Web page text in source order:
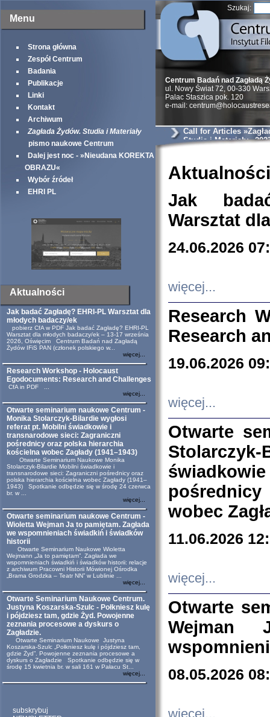
Menu
Strona główna
Zespół Centrum
Badania
Publikacje
Linki
Kontakt
Archiwum
Zagłada Żydów. Studia i Materiały
pismo naukowe Centrum
Dalej jest noc - »Nieudana KOREKTA
OBRAZU«
Wybór źródeł
EHRI PL
Aktualności
Jak badać Zagładę? EHRI-PL Warsztat dla
młodych badaczy/ek
pobierz CfA w PDF Jak badać Zagładę? EHRI-PL
Warsztat dla młodych badaczy/ek – 13-17 września
2026, Oświęcim Centrum Badań nad Zagładą
Żydów IFiS PAN (członek polskiego w...
więcej...
Research Workshop - Holocaust
Egodocuments: Research and Challenges
CfA in PDF ...
więcej...
Otwarte seminarium naukowe Centrum -
Monika Stolarczyk-Bilardie wygłosi
referat pt. Mobilni świadkowie i
transnarodowe sieci: Zagraniczni
pośrednicy oraz polska hierarchia
kościelna wobec Zagłady (1941–1943)
Otwarte Seminarium Naukowe Monika
Stolarczyk-Bilardie Mobilni świadkowie i
transnarodowe sieci: Zagraniczni pośrednicy oraz
polska hierarchia kościelna wobec Zagłady (1941–
1943) Spotkanie odbędzie się w środę 24 czerwca
br. w ...
więcej...
Otwarte seminarium naukowe Centrum -
Wioletta Wejman Ja to pamiętam. Zagłada
we wspomnieniach świadkiń i świadków
historii
Otwarte Seminarium Naukowe Wioletta
Wejmann „Ja to pamiętam”. Zagłada we
wspomnieniach świadkiń i świadków historii: relacje
z archiwum Pracowni Historii Mówionej Ośrodka
„Brama Grodzka – Teatr NN” w Lublinie ...
więcej...
Otwarte Seminarium Naukowe Centrum.
Justyna Koszarska-Szulc - Połkniesz kulę
i pójdziesz tam, gdzie Żyd. Powojenne
zeznania procesowe a dyskurs o
Zagładzie.
Otwarte Seminarium Naukowe Justyna
Koszarska-Szulc „Połkniesz kulę i pójdziesz tam,
gdzie Żyd”. Powojenne zeznania procesowe a
dyskurs o Zagładzie Spotkanie odbędzie się w
środę 15 kwietnia br. w sali 161 w Pałacu St...
więcej...
subskrybuj
Szukaj:
Centrum Badań nad Zagładą
ul. Nowy Świat 72, 00-330
Palac Staszica pok. 120
e-mail:
Call for Articles
Studia i Materiały«
Aktualności
Jak
Warsztat
24.06.2026
więcej...
Research
Research
19.06.2026
więcej...
Otwarte
wobec
11.06.2026
więcej...
Otwarte
Wejman
08.05.2026
więcej...